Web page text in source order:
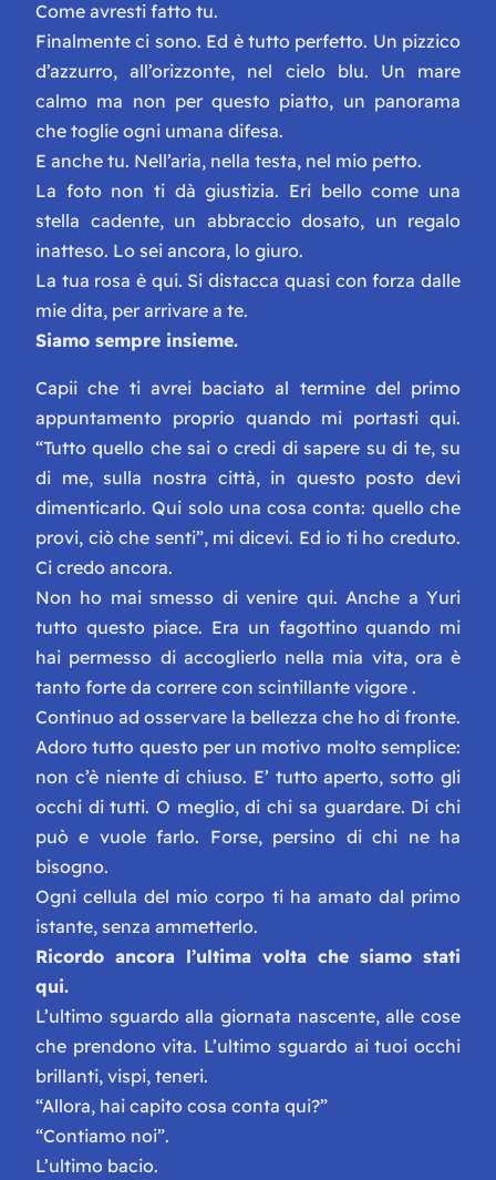
Come avresti fatto tu.
Finalmente ci sono. Ed è tutto perfetto. Un pizzico
d’azzurro, all’orizzonte, nel cielo blu. Un mare
calmo ma non per questo piatto, un panorama
che toglie ogni umana difesa.
E anche tu. Nell’aria, nella testa, nel mio petto.
La foto non ti dà giustizia. Eri bello come una
stella cadente, un abbraccio dosato, un regalo
inatteso. Lo sei ancora, lo giuro.
La tua rosa è qui. Si distacca quasi con forza dalle
mie dita, per arrivare a te.
Siamo sempre insieme.
Capii che ti avrei baciato al termine del primo
appuntamento proprio quando mi portasti qui.
“Tutto quello che sai o credi di sapere su di te, su
di me, sulla nostra città, in questo posto devi
dimenticarlo. Qui solo una cosa conta: quello che
provi, ciò che senti”, mi dicevi. Ed io ti ho creduto.
Ci credo ancora.
Non ho mai smesso di venire qui. Anche a Yuri
tutto questo piace. Era un fagottino quando mi
hai permesso di accoglierlo nella mia vita, ora è
tanto forte da correre con scintillante vigore .
Continuo ad osservare la bellezza che ho di fronte.
Adoro tutto questo per un motivo molto semplice:
non c’è niente di chiuso. E’ tutto aperto, sotto gli
occhi di tutti. O meglio, di chi sa guardare. Di chi
può e vuole farlo. Forse, persino di chi ne ha
bisogno.
Ogni cellula del mio corpo ti ha amato dal primo
istante, senza ammetterlo.
Ricordo ancora l’ultima volta che siamo stati
qui.
L’ultimo sguardo alla giornata nascente, alle cose
che prendono vita. L’ultimo sguardo ai tuoi occhi
brillanti, vispi, teneri.
“Allora, hai capito cosa conta qui?”
“Contiamo noi”.
L’ultimo bacio.